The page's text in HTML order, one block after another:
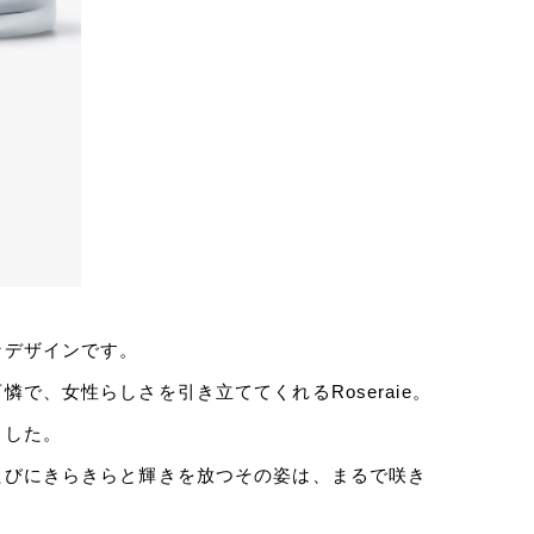
ザインです。
で、女性らしさを引き立ててくれるRoseraie。
た。
にきらきらと輝きを放つその姿は、まるで咲き